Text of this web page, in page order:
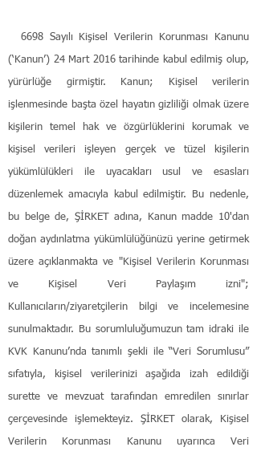
6698 Sayılı Kişisel Verilerin Korunması Kanunu
(‘Kanun’) 24 Mart 2016 tarihinde kabul edilmiş olup,
yürürlüğe girmiştir. Kanun; Kişisel verilerin
işlenmesinde başta özel hayatın gizliliği olmak üzere
kişilerin temel hak ve özgürlüklerini korumak ve
kişisel verileri işleyen gerçek ve tüzel kişilerin
yükümlülükleri ile uyacakları usul ve esasları
düzenlemek amacıyla kabul edilmiştir. Bu nedenle,
bu belge de, ŞİRKET adına, Kanun madde 10'dan
doğan aydınlatma yükümlülüğünüzü yerine getirmek
üzere açıklanmakta ve "Kişisel Verilerin Korunması
ve Kişisel Veri Paylaşım izni";
Kullanıcıların/ziyaretçilerin bilgi ve incelemesine
sunulmaktadır. Bu sorumluluğumuzun tam idraki ile
KVK Kanunu’nda tanımlı şekli ile “Veri Sorumlusu”
sıfatıyla, kişisel verilerinizi aşağıda izah edildiği
surette ve mevzuat tarafından emredilen sınırlar
çerçevesinde işlemekteyiz. ŞİRKET olarak, Kişisel
Verilerin Korunması Kanunu uyarınca Veri